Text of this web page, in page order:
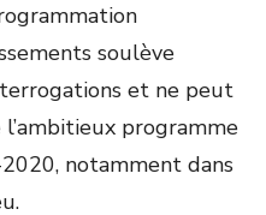
soulève
et ne peut
programme
notamment dans